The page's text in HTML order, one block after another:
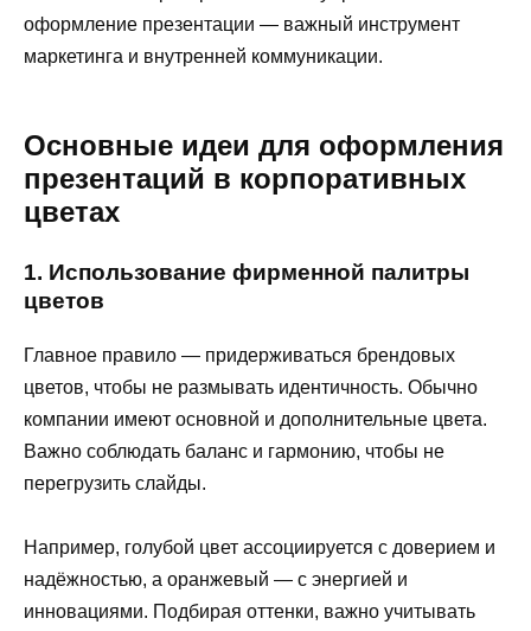
оформление презентации — важный инструмент
маркетинга и внутренней коммуникации.
Основные идеи для оформления
презентаций в корпоративных
цветах
1. Использование фирменной палитры
цветов
Главное правило — придерживаться брендовых
цветов, чтобы не размывать идентичность. Обычно
компании имеют основной и дополнительные цвета.
Важно соблюдать баланс и гармонию, чтобы не
перегрузить слайды.
Например, голубой цвет ассоциируется с доверием и
надёжностью, а оранжевый — с энергией и
инновациями. Подбирая оттенки, важно учитывать